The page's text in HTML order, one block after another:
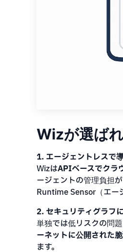
Wizが選ば
1. エージェントレスで
WizはAPIベースでクラ
ージェントの管理負担
Runtime Sensor（エー
2. セキュリティグラフ
単独では低リスクの問
ーネットに公開された
ます。